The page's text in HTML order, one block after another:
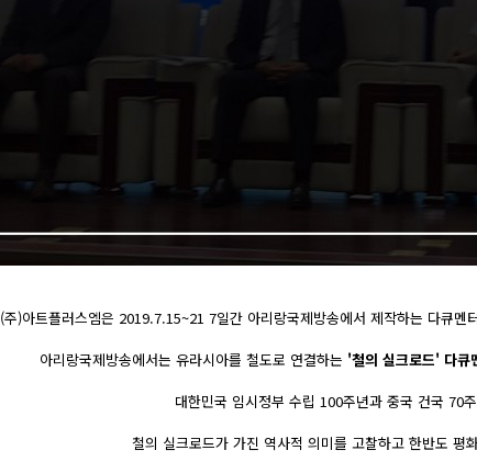
(주)아트플러스엠은 2019.7.15~21 7일간 아리랑국제방송에서 제작하는 다큐멘
아리랑국제방송에서는 유라시아를 철도로 연결하는 '철의 실크로드' 다큐
대한민국 임시정부 수립 100주년과 중국 건국 70
철의 실크로드가 가진 역사적 의미를 고찰하고 한반도 평